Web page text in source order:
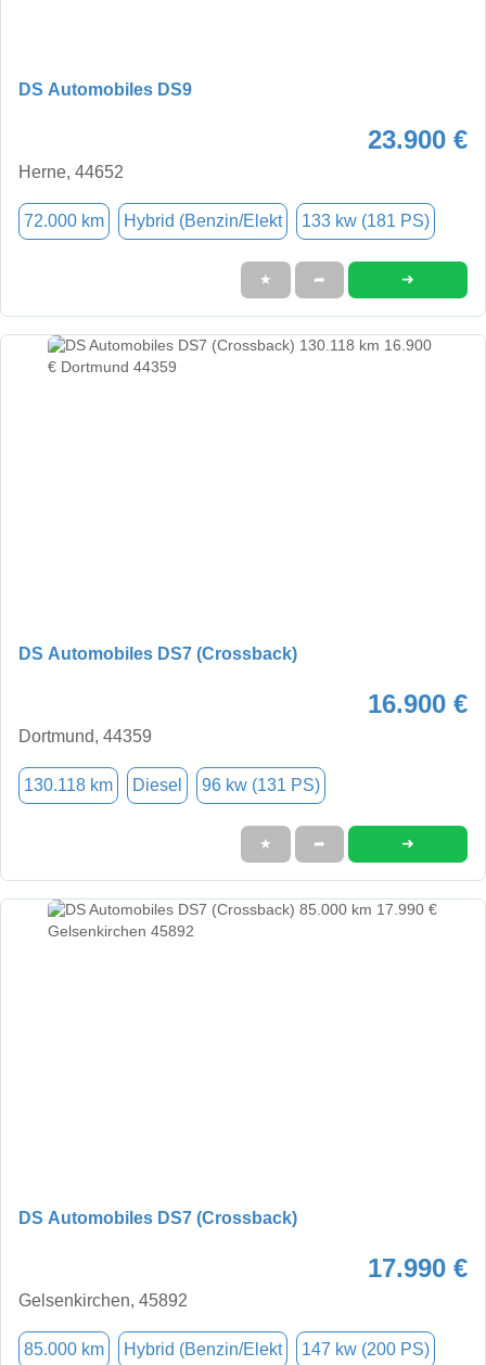
DS Automobiles DS9
23.900 €
Herne, 44652
72.000 km Hybrid (Benzin/Elekt 133 kw (181 PS)
★ ➦ ➜
DS Automobiles DS7 (Crossback)
16.900 €
Dortmund, 44359
130.118 km Diesel 96 kw (131 PS)
★ ➦ ➜
DS Automobiles DS7 (Crossback)
17.990 €
Gelsenkirchen, 45892
85.000 km Hybrid (Benzin/Elekt 147 kw (200 PS)